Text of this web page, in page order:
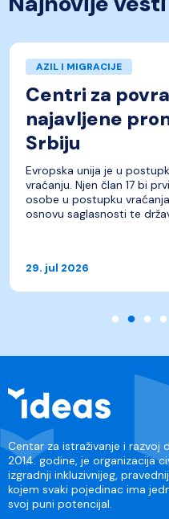
AZIL I MIGRACIJE
Centri za
najavljene
Srbiju
Evropska unija je u
vraćanju. Njen član 17 bi
osobe u postupku
osnovu saglasnosti te
29. jul 2026
Centar za istraživanje i razvoj
2014. godine, je organizacija
izgradnji inkluzivnijeg,
kojem svaki pojedinac ima
svoj puni potencijal.